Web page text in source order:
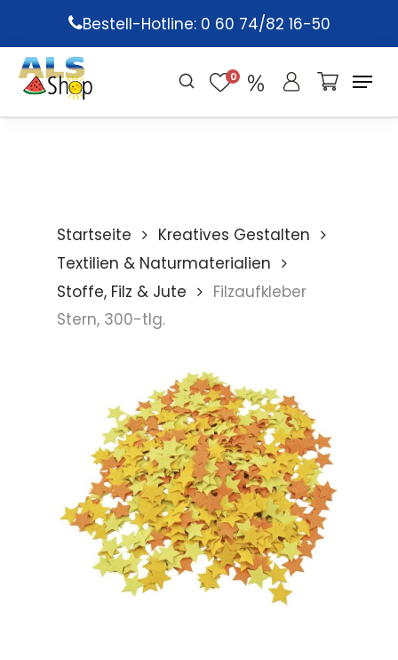
main
content
Bestell-Hotline: 0 60 74/82 16-50
0
Startseite
Kreatives Gestalten
Textilien & Naturmaterialien
Stoffe, Filz & Jute
Filzaufkleber
Stern, 300-tlg.